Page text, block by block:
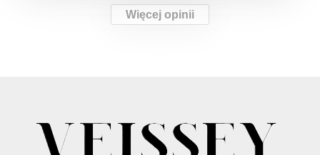
Więcej opinii